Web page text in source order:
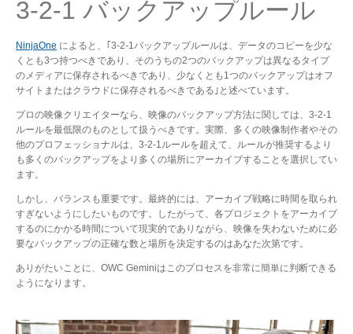
3-2-1 バックアップルール
NinjaOne によると、｢3-2-1バックアップルールは、データのコピーを少な
くとも3つ持つべきであり、そのうちの2つのバックアップは異なるタイプ
のメディアに保存されるべきであり、少なくとも1つのバックアップはオフ
サイトまたはクラウドに保存されるべきである｣と述べています。
プロの映像クリエイターなら、映像のバックアップ方法に関しては、3-2-1
ルールを最低限のものとして扱うべきです。実際、多くの映像制作者やその
他のプロフェッショナルは、3-2-1ルールを超えて、ルールが推奨するより
も多くのバックアップをより多くの場所にアーカイブすることを選択してい
ます。
しかし、バランスも重要です。最終的には、アーカイブ戦略に時間を取られ
すぎないようにしたいものです。したがって、各プロジェクトをアーカイブ
するのにかかる時間について現実的でありながら、映像を失わないために必
要なバックアップの正確な数と場所を決定するのはあなた次第です。
ありがたいことに、OWC Geminiはこのプロセスを非常に簡単に判断できる
ようになります。